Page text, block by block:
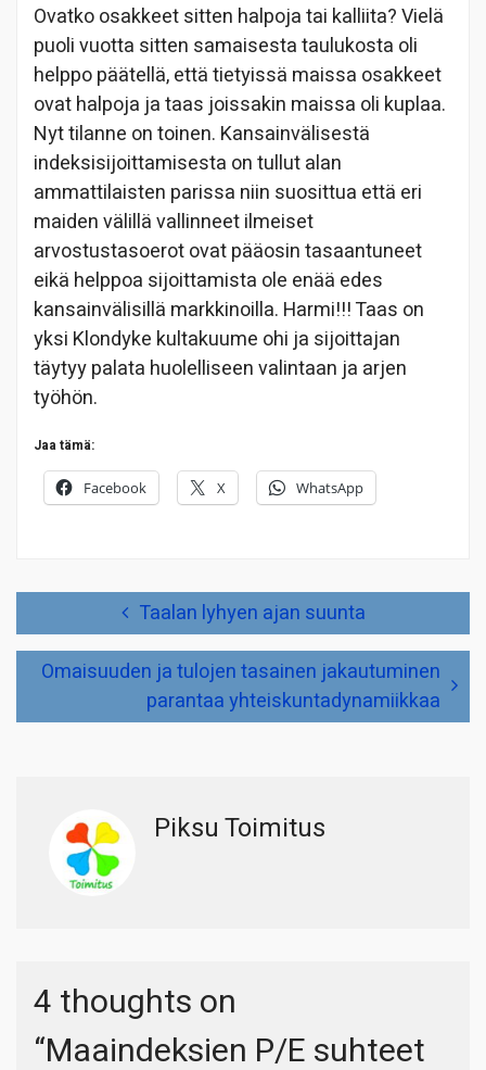
Ovatko osakkeet sitten halpoja tai kalliita? Vielä
puoli vuotta sitten samaisesta taulukosta oli
helppo päätellä, että tietyissä maissa osakkeet
ovat halpoja ja taas joissakin maissa oli kuplaa.
Nyt tilanne on toinen. Kansainvälisestä
indeksisijoittamisesta on tullut alan
ammattilaisten parissa niin suosittua että eri
maiden välillä vallinneet ilmeiset
arvostustasoerot ovat pääosin tasaantuneet
eikä helppoa sijoittamista ole enää edes
kansainvälisillä markkinoilla. Harmi!!! Taas on
yksi Klondyke kultakuume ohi ja sijoittajan
täytyy palata huolelliseen valintaan ja arjen
työhön.
Jaa tämä:
Facebook X WhatsApp
Taalan lyhyen ajan suunta
Omaisuuden ja tulojen tasainen jakautuminen
parantaa yhteiskuntadynamiikkaa
Piksu Toimitus
4 thoughts on
“Maaindeksien P/E suhteet